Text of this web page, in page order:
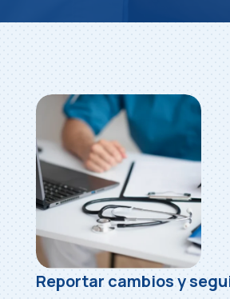
Reportar cambios y